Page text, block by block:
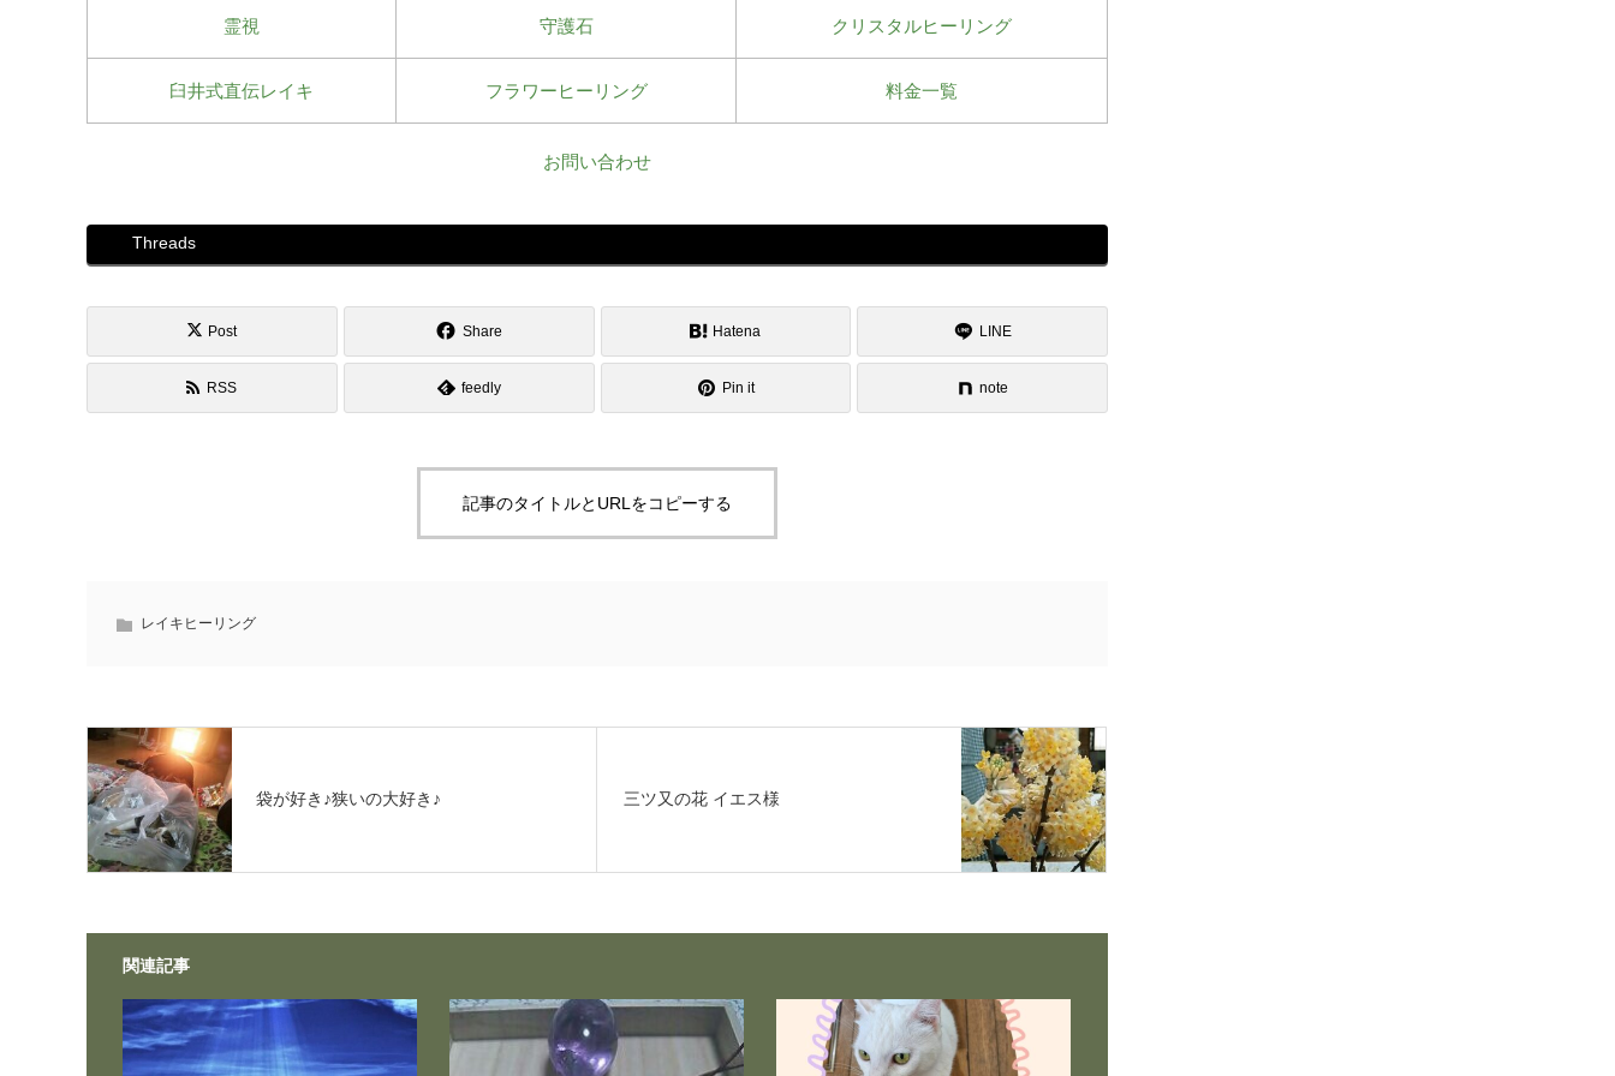
霊視 守護石 クリスタルヒーリング
臼井式直伝レイキ フラワーヒーリング 料金一覧
お問い合わせ
Threads
Post Share Hatena LINE
RSS feedly Pin it note
記事のタイトルとURLをコピーする
レイキヒーリング
袋が好き♪狭いの大好き♪ 三ツ又の花 イエス様
関連記事